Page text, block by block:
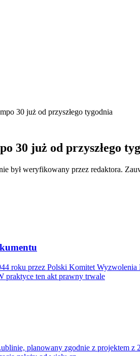
30 już od przyszłego tygodnia
30 już od przyszłego
był weryfikowany przez redaktora.
roku przez Polski Komitet
praktyce ten akt prawny trwale
planowany zgodnie z projektem z